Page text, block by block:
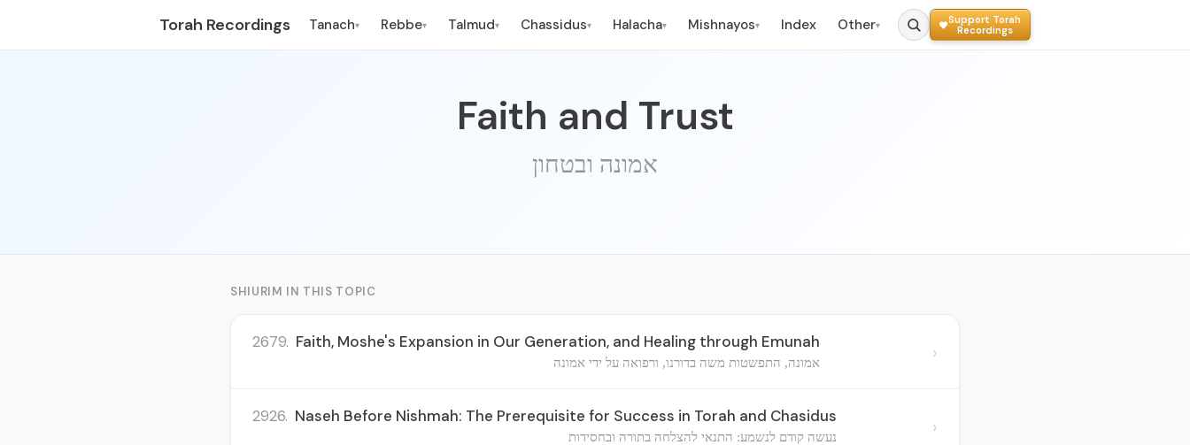
Torah Recordings Tanach▾ Rebbe▾ Talmud▾ Chassidus▾ Halacha▾ Mishnayos▾ Index Other▾
Support Torah
Recordings
Faith and Trust
אמונה ובטחון
SHIURIM IN THIS TOPIC
2679. Faith, Moshe's Expansion in Our Generation, and Healing through Emunah
אמונה, התפשטות משה בדורנו, ורפואה על ידי אמונה ›
2926. Naseh Before Nishmah: The Prerequisite for Success in Torah and Chasidus
נעשה קודם לנשמע: התנאי להצלחה בתורה ובחסידות ›